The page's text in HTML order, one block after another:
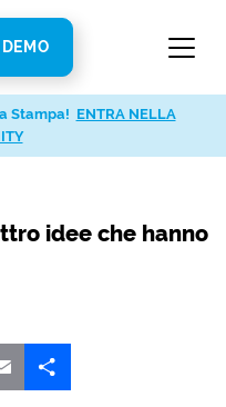
idee che hanno
Stampa! ENTRA NELLA